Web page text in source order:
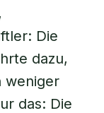
Die
dazu,
weniger
das: Die